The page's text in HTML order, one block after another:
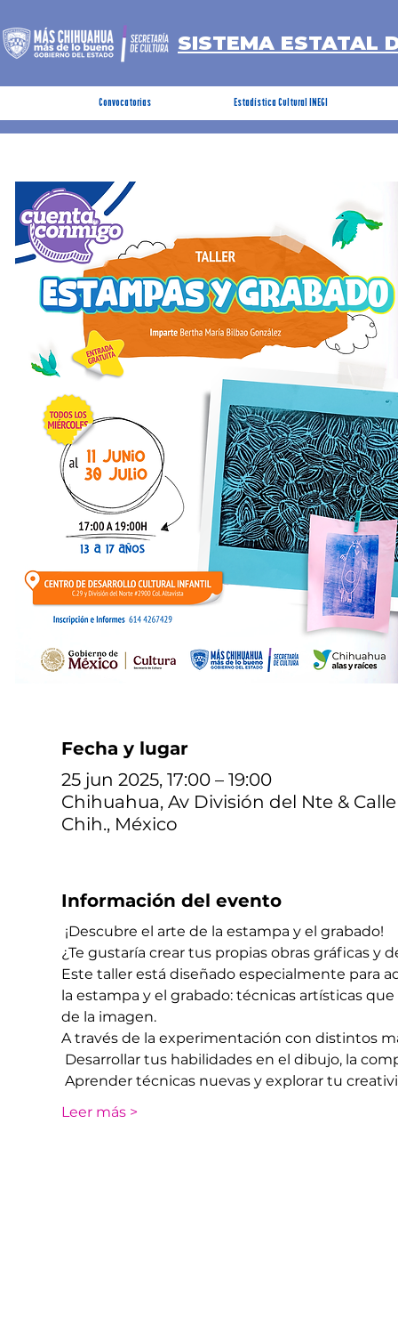
SISTEMA ESTATAL
Convocatorias Estadística Cultural INEGI
Fecha y lugar
25 jun 2025, 17:00 – 19:00
Chihuahua, Av División del Nte &
Chih., México
Información del evento
¡Descubre el arte de la estampa y el grabado!
¿Te gustaría crear tus propias obras gráficas y
Este taller está diseñado especialmente para
la estampa y el grabado: técnicas artísticas
de la imagen.
A través de la experimentación con distintos
Desarrollar tus habilidades en el dibujo, la
Aprender técnicas nuevas y explorar tu
Leer más >